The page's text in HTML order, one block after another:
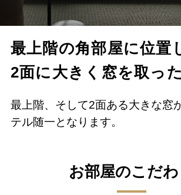
最上階の角部屋に位置
2面に大きく窓を取っ
最上階、そして2面ある大きな窓
テル随一となります。
お部屋のこだわ